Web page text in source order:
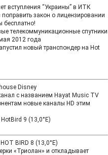
вступления “Украины” в ИТК
закон о лицензировании
бесплатно!
телекоммуникационные спутники
2012 года
новый транспондер на Hot
Disney
c названием Hayat Music TV
новые каналы HD этим
9 (13,0°E)
BIRD 8 (13,0°E)
«Триолан» и откладывает